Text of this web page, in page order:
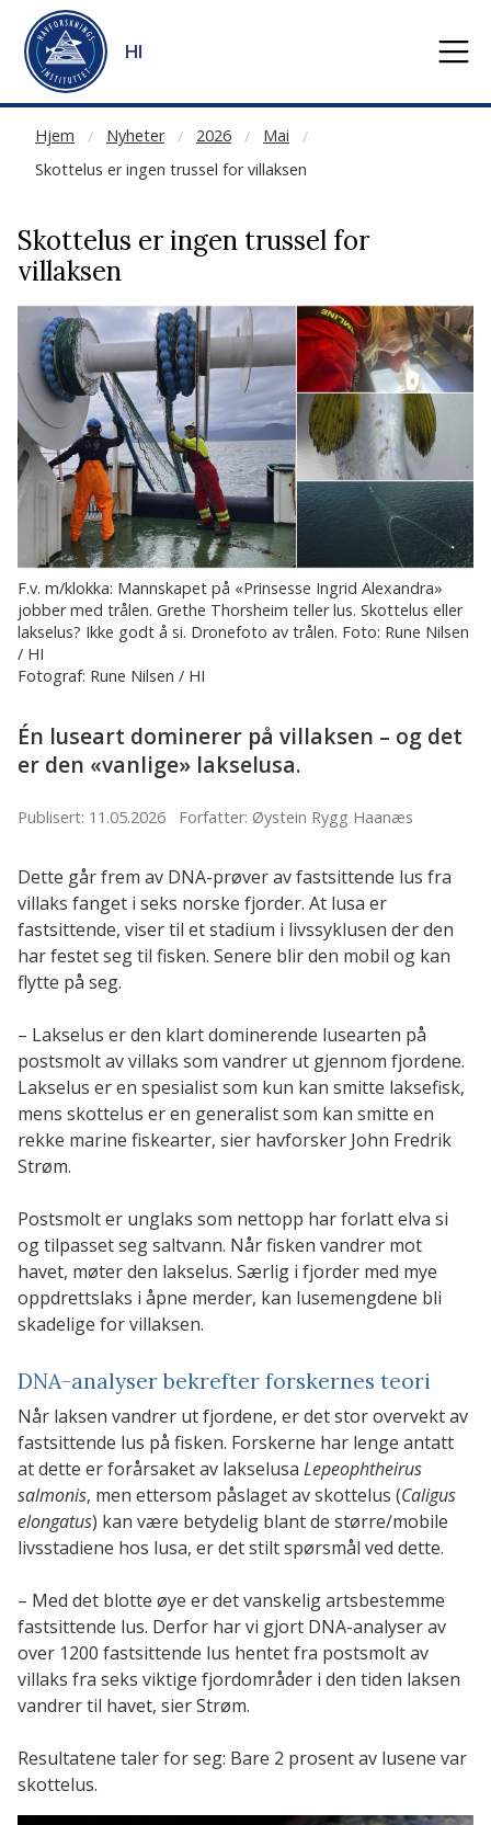
Gå til hovedinnhold
HI
Hjem Nyheter 2026
Mai
Skottelus er ingen trussel for villaksen
NOT CACHED
Skottelus er ingen trussel for
villaksen
F.v. m/klokka: Mannskapet på «Prinsesse Ingrid Alexandra»
jobber med trålen. Grethe Thorsheim teller lus. Skottelus eller
lakselus? Ikke godt å si. Dronefoto av trålen. Foto: Rune Nilsen
/ HI
Fotograf: Rune Nilsen / HI
Én luseart dominerer på villaksen – og det
er den «vanlige» lakselusa.
Publisert: 11.05.2026 Forfatter: Øystein Rygg Haanæs
Dette går frem av DNA-prøver av fastsittende lus fra
villaks fanget i seks norske fjorder. At lusa er
fastsittende, viser til et stadium i livssyklusen der den
har festet seg til fisken. Senere blir den mobil og kan
flytte på seg.
– Lakselus er den klart dominerende lusearten på
postsmolt av villaks som vandrer ut gjennom fjordene.
Lakselus er en spesialist som kun kan smitte laksefisk,
mens skottelus er en generalist som kan smitte en
rekke marine fiskearter, sier havforsker John Fredrik
Strøm.
Postsmolt er unglaks som nettopp har forlatt elva si
og tilpasset seg saltvann. Når fisken vandrer mot
havet, møter den lakselus. Særlig i fjorder med mye
oppdrettslaks i åpne merder, kan lusemengdene bli
skadelige for villaksen.
DNA-analyser bekrefter forskernes teori
Når laksen vandrer ut fjordene, er det stor overvekt av
fastsittende lus på fisken. Forskerne har lenge antatt
at dette er forårsaket av lakselusa Lepeophtheirus
salmonis, men ettersom påslaget av skottelus (Caligus
elongatus) kan være betydelig blant de større/mobile
livsstadiene hos lusa, er det stilt spørsmål ved dette.
– Med det blotte øye er det vanskelig artsbestemme
fastsittende lus. Derfor har vi gjort DNA-analyser av
over 1200 fastsittende lus hentet fra postsmolt av
villaks fra seks viktige fjordområder i den tiden laksen
vandrer til havet, sier Strøm.
Resultatene taler for seg: Bare 2 prosent av lusene var
skottelus.